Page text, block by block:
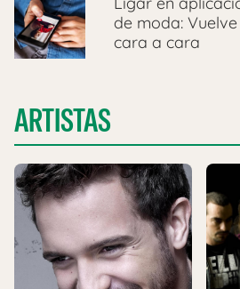
de moda:
cara a cara
ARTISTAS